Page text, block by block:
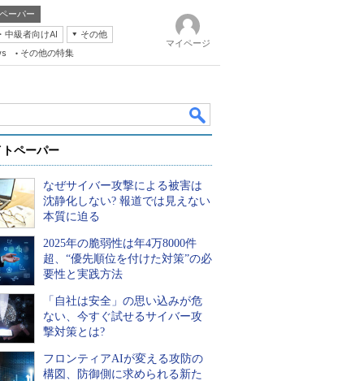
ーパー
中級者向けAI
その他
その他の特集
マイページ
ペーパー
なぜサイバー攻撃による被害は
沈静化しない? 報道では見えない
本質に迫る
2025年の脆弱性は年4万8000件
超、“優先順位を付けた対策”の必
要性と実践方法
「自社は安全」の思い込みが危
ない、今すぐ試せるサイバー攻
撃対策とは?
フロンティアAIが変える攻防の
構図、防御側に求められる新た